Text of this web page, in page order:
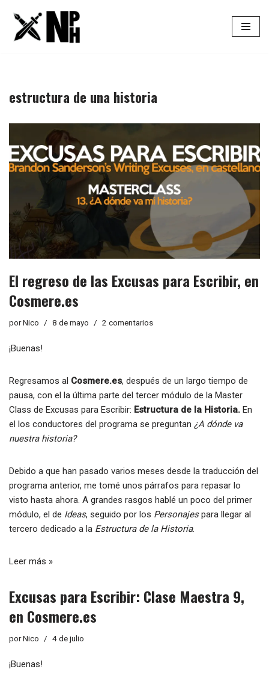
Saltar
estructura de una historia
El regreso de las Excusas para Escribir, en
Cosmere.es
porNico 8 de mayo 2 comentarios
¡Buenas!
Regresamos al Cosmere.es, después de un largo tiempo de
pausa, con el la última parte del tercer módulo de la Master
Class de Excusas para Escribir: Estructura de la Historia. En
el los conductores del programa se preguntan ¿A dónde va
nuestra historia?
Debido a que han pasado varios meses desde la traducción del
programa anterior, me tomé unos párrafos para repasar lo
visto hasta ahora. A grandes rasgos hablé un poco del primer
módulo, el de Ideas, seguido por los Personajespara llegar al
tercero dedicado a la Estructura de la Historia.
Leer más »
Excusas para Escribir: Clase Maestra 9,
en Cosmere.es
porNico 4 de julio
¡Buenas!